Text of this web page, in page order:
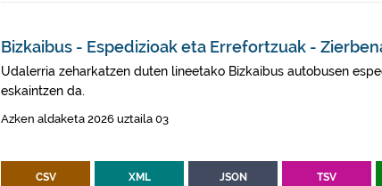
Bizkaibus - Espedizioak eta Errefortzuak -
Udalerria zeharkatzen duten lineetako Bizkaibus autobusen
eskaintzen da.
Azken aldaketa 2026 uztaila 03
CSV XML JSON TSV